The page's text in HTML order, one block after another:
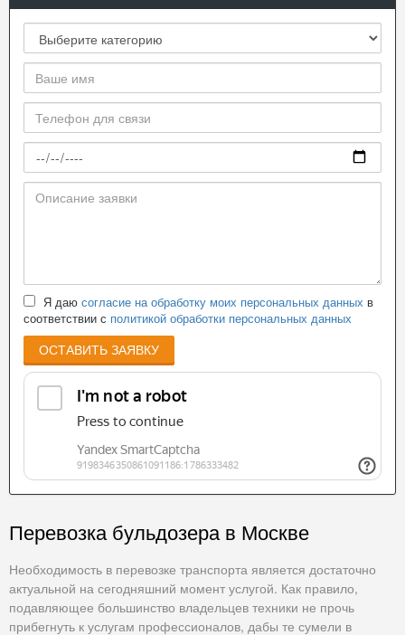
Я даю согласие на обработку моих персональных данных в
соответствии с политикой обработки персональных данных
ОСТАВИТЬ ЗАЯВКУ
Перевозка бульдозера в Москве
Необходимость в перевозке транспорта является достаточно
актуальной на сегодняшний момент услугой. Как правило,
подавляющее большинство владельцев техники не прочь
прибегнуть к услугам профессионалов, дабы те сумели в